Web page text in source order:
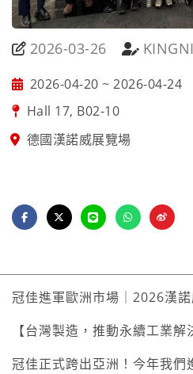
2026-03-26
2026-04-20 ~ 2026-04-24
Hall 17, B02-10
德國漢諾威展覽場
冠佳進軍歐洲市場｜2026漢
【台灣製造，推動永續工業解
冠佳正式跨出亞洲！今年我